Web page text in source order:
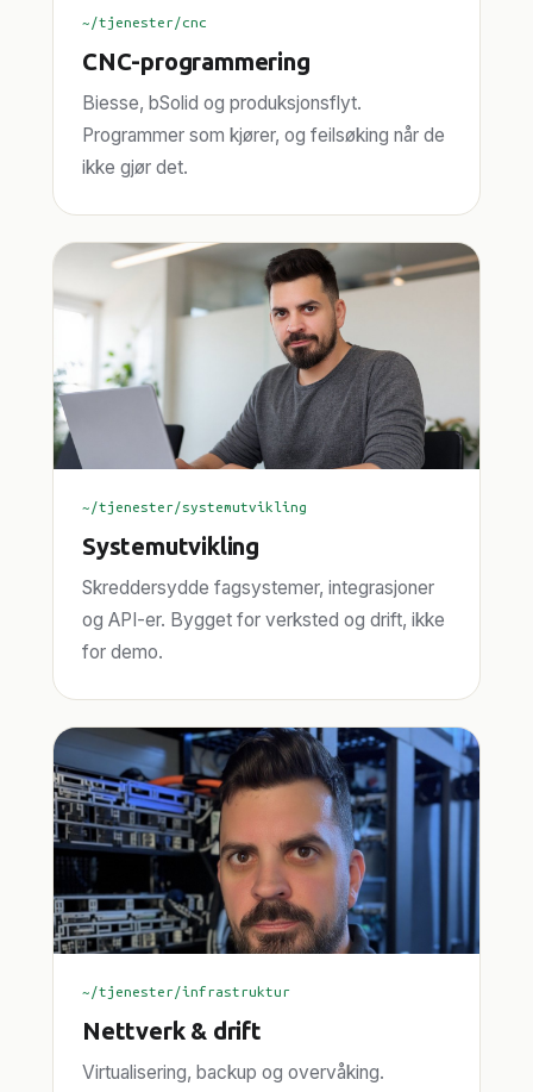
~/tjenester/cnc
CNC-programmering
Biesse, bSolid og produksjonsflyt.
Programmer som kjører, og feilsøking når de
ikke gjør det.
~/tjenester/systemutvikling
Systemutvikling
Skreddersydde fagsystemer, integrasjoner
og API-er. Bygget for verksted og drift, ikke
for demo.
~/tjenester/infrastruktur
Nettverk & drift
Virtualisering, backup og overvåking.